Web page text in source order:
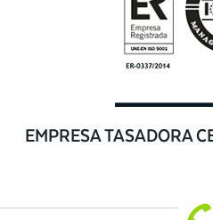
EMPRESA TASADORA